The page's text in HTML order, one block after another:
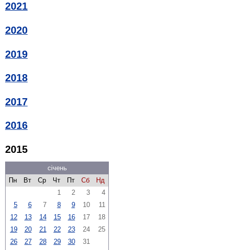
2021
2020
2019
2018
2017
2016
2015
січень
Пн
Вт Ср Чт Пт Сб
Нд
1
2 3
4
5
6 7 8 9 10
11
12
13 14 15 16 17
18
19
20 21 22 23 24
25
26
27 28 29 30 31